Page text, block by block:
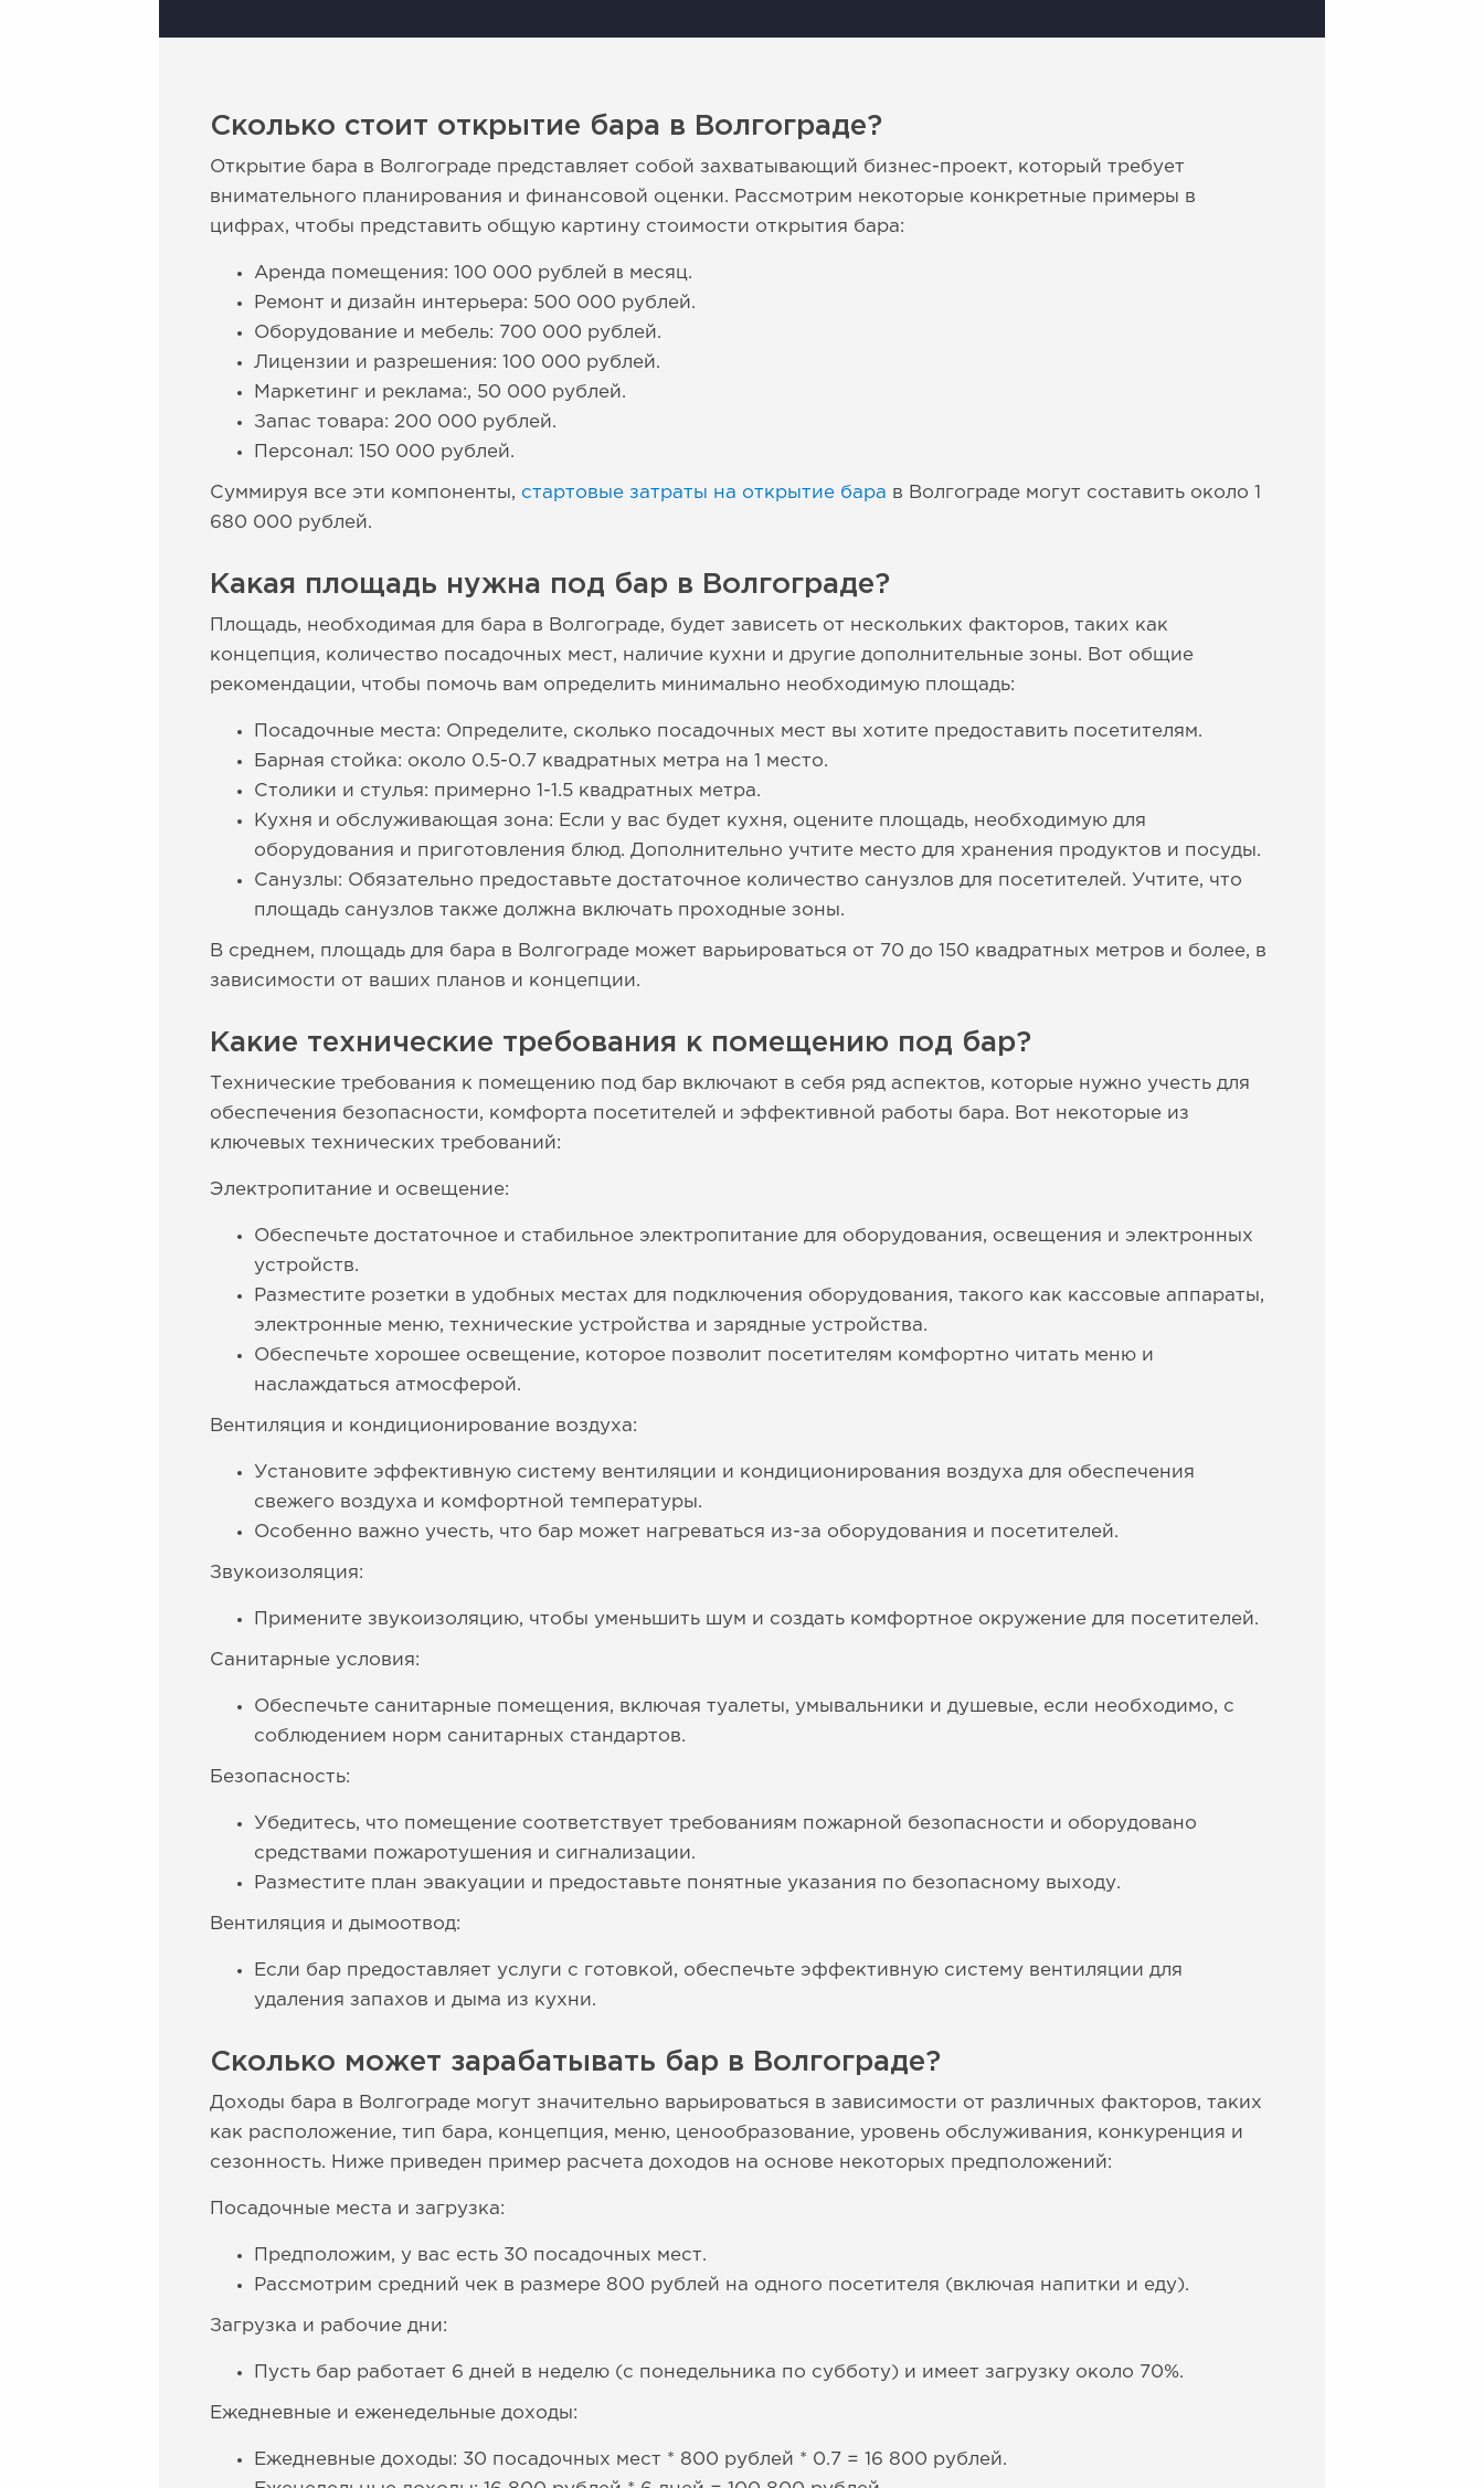
Сколько стоит открытие бара в Волгограде?
Открытие бара в Волгограде представляет собой захватывающий бизнес-проект, который требует
внимательного планирования и финансовой оценки. Рассмотрим некоторые конкретные примеры в
цифрах, чтобы представить общую картину стоимости открытия бара:
Аренда помещения: 100 000 рублей в месяц.
Ремонт и дизайн интерьера: 500 000 рублей.
Оборудование и мебель: 700 000 рублей.
Лицензии и разрешения: 100 000 рублей.
Маркетинг и реклама:, 50 000 рублей.
Запас товара: 200 000 рублей.
Персонал: 150 000 рублей.
Суммируя все эти компоненты, стартовые затраты на открытие бара в Волгограде могут составить около 1
680 000 рублей.
Какая площадь нужна под бар в Волгограде?
Площадь, необходимая для бара в Волгограде, будет зависеть от нескольких факторов, таких как
концепция, количество посадочных мест, наличие кухни и другие дополнительные зоны. Вот общие
рекомендации, чтобы помочь вам определить минимально необходимую площадь:
Посадочные места: Определите, сколько посадочных мест вы хотите предоставить посетителям.
Барная стойка: около 0.5-0.7 квадратных метра на 1 место.
Столики и стулья: примерно 1-1.5 квадратных метра.
Кухня и обслуживающая зона: Если у вас будет кухня, оцените площадь, необходимую для
оборудования и приготовления блюд. Дополнительно учтите место для хранения продуктов и посуды.
Санузлы: Обязательно предоставьте достаточное количество санузлов для посетителей. Учтите, что
площадь санузлов также должна включать проходные зоны.
В среднем, площадь для бара в Волгограде может варьироваться от 70 до 150 квадратных метров и более, в
зависимости от ваших планов и концепции.
Какие технические требования к помещению под бар?
Технические требования к помещению под бар включают в себя ряд аспектов, которые нужно учесть для
обеспечения безопасности, комфорта посетителей и эффективной работы бара. Вот некоторые из
ключевых технических требований:
Электропитание и освещение:
Обеспечьте достаточное и стабильное электропитание для оборудования, освещения и электронных
устройств.
Разместите розетки в удобных местах для подключения оборудования, такого как кассовые аппараты,
электронные меню, технические устройства и зарядные устройства.
Обеспечьте хорошее освещение, которое позволит посетителям комфортно читать меню и
наслаждаться атмосферой.
Вентиляция и кондиционирование воздуха:
Установите эффективную систему вентиляции и кондиционирования воздуха для обеспечения
свежего воздуха и комфортной температуры.
Особенно важно учесть, что бар может нагреваться из-за оборудования и посетителей.
Звукоизоляция:
Примените звукоизоляцию, чтобы уменьшить шум и создать комфортное окружение для посетителей.
Санитарные условия:
Обеспечьте санитарные помещения, включая туалеты, умывальники и душевые, если необходимо, с
соблюдением норм санитарных стандартов.
Безопасность:
Убедитесь, что помещение соответствует требованиям пожарной безопасности и оборудовано
средствами пожаротушения и сигнализации.
Разместите план эвакуации и предоставьте понятные указания по безопасному выходу.
Вентиляция и дымоотвод:
Если бар предоставляет услуги с готовкой, обеспечьте эффективную систему вентиляции для
удаления запахов и дыма из кухни.
Сколько может зарабатывать бар в Волгограде?
Доходы бара в Волгограде могут значительно варьироваться в зависимости от различных факторов, таких
как расположение, тип бара, концепция, меню, ценообразование, уровень обслуживания, конкуренция и
сезонность. Ниже приведен пример расчета доходов на основе некоторых предположений:
Посадочные места и загрузка:
Предположим, у вас есть 30 посадочных мест.
Рассмотрим средний чек в размере 800 рублей на одного посетителя (включая напитки и еду).
Загрузка и рабочие дни:
Пусть бар работает 6 дней в неделю (с понедельника по субботу) и имеет загрузку около 70%.
Ежедневные и еженедельные доходы:
Ежедневные доходы: 30 посадочных мест * 800 рублей * 0.7 = 16 800 рублей.